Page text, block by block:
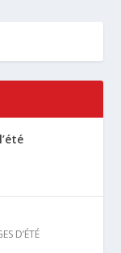
D’ÉTÉ